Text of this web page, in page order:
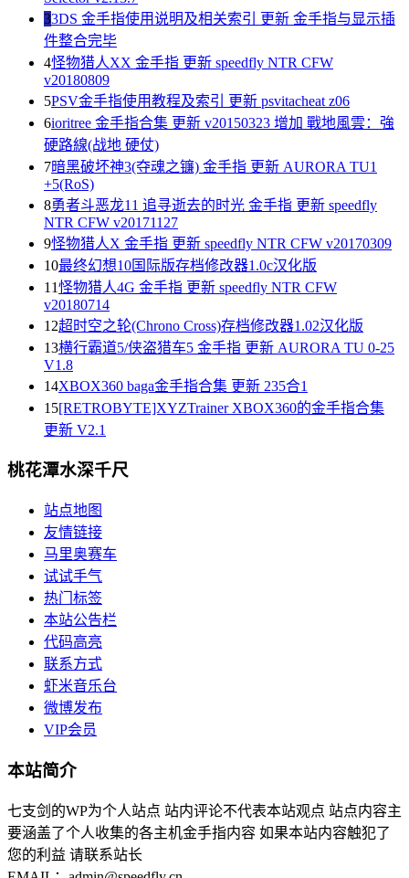
33DS 金手指使用说明及相关索引 更新 金手指与显示插
件整合完毕
4怪物猎人XX 金手指 更新 speedfly NTR CFW
v20180809
5PSV金手指使用教程及索引 更新 psvitacheat z06
6ioritree 金手指合集 更新 v20150323 增加 戰地風雲：強
硬路線(战地 硬仗)
7暗黑破坏神3(夺魂之镰) 金手指 更新 AURORA TU1
+5(RoS)
8勇者斗恶龙11 追寻逝去的时光 金手指 更新 speedfly
NTR CFW v20171127
9怪物猎人X 金手指 更新 speedfly NTR CFW v20170309
10最终幻想10国际版存档修改器1.0c汉化版
11怪物猎人4G 金手指 更新 speedfly NTR CFW
v20180714
12超时空之轮(Chrono Cross)存档修改器1.02汉化版
13横行霸道5/侠盗猎车5 金手指 更新 AURORA TU 0-25
V1.8
14XBOX360 baga金手指合集 更新 235合1
15[RETROBYTE]XYZTrainer XBOX360的金手指合集
更新 V2.1
桃花潭水深千尺
站点地图
友情链接
马里奥赛车
试试手气
热门标签
本站公告栏
代码高亮
联系方式
虾米音乐台
微博发布
VIP会员
本站简介
七支剑的WP为个人站点 站内评论不代表本站观点 站点内容主
要涵盖了个人收集的各主机金手指内容 如果本站内容触犯了
您的利益 请联系站长